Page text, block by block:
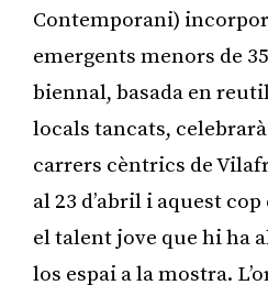
Contemporani)
emergents menors de
biennal, basada en
locals tancats,
carrers cèntrics de
al 23 d’abril i aquest
el talent jove que hi ha
los espai a la mostra.